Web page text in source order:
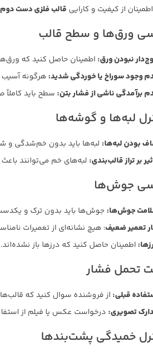
از کیفیت و کارایی قالب فلزی دست دوم
ورق‌ها و سطح قالب
نبودن ورق: اطمینان حاصل کنید که
وجود سوراخ یا خوردگی شدید: هرگونه آسیب
برآمدگی ناشی از فشار بتن: سطح باید
لبه‌ها و گوشه‌ها
بودن لبه‌ها: لبه‌ها باید بدون خم‌شدگی و
بر تراز قالب‌بندی: لبه‌های خم می‌توانند
جوش‌ها
جوش‌ها: جوش‌ها باید بدون ترک و
تعمیر ضعیف: هیچ نشانه‌ای از تعمیرات
: اطمینان حاصل کنید که درزها باز نشده‌اند.
تحمل فشار
قبلی: از فروشنده سوال کنید که
تصویری: درخواست عکس یا فیلم از
خمیدگی پشت‌بندها